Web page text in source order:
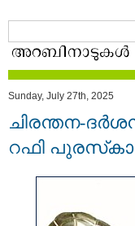
Sunday, July 27th, 2025
ചിരന്തന-
റഫി